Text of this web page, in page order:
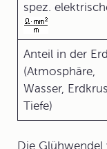
spez.
Anteil in der
(Atmosphäre,
Wasser,
Tiefe)
Die